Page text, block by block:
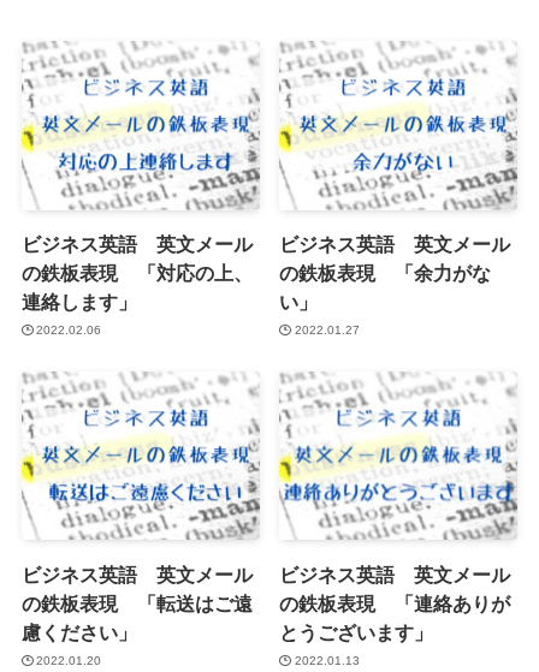
ビジネス英語 英文メール
の鉄板表現 「対応の上、
連絡します」
2022.02.06
ビジネス英語 英文メール
の鉄板表現 「余力がな
い」
2022.01.27
ビジネス英語 英文メール
の鉄板表現 「転送はご遠
慮ください」
2022.01.20
ビジネス英語 英文メール
の鉄板表現 「連絡ありが
とうございます」
2022.01.13